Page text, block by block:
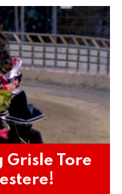
Grisle Tore